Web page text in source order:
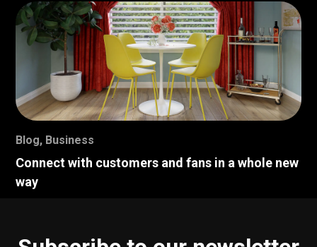
Blog, Business
Connect with customers and fans in a whole new
way